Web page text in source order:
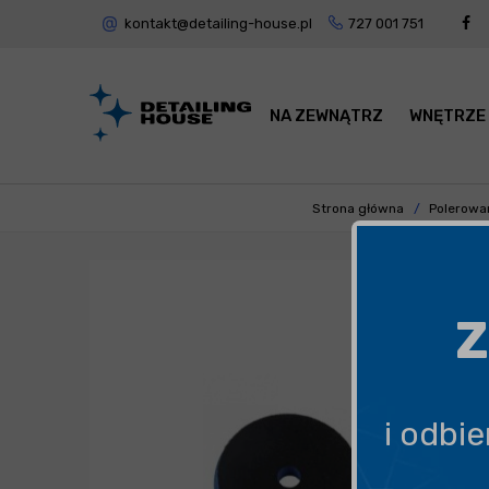
kontakt@detailing-house.pl 727 001 751
NA ZEWNĄTRZ WNĘTRZE
Strona główna
i